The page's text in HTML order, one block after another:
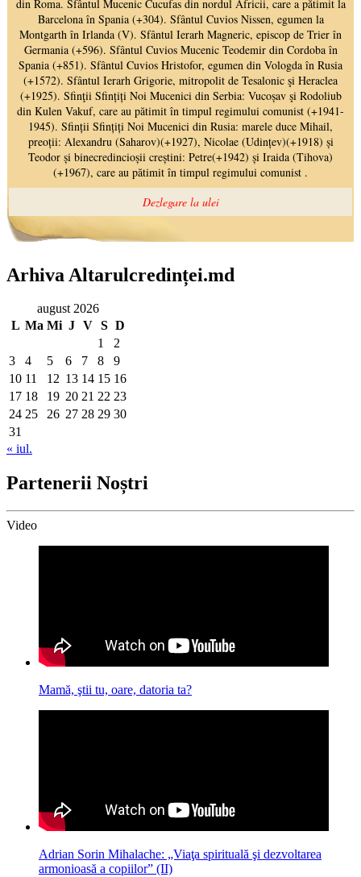
Arhiva Altarulcredinței.md
august 2026
L Ma Mi J V S D
1
2
3
4 5 6 7 8
9
10 11 12 13 14 15 16
17 18 19 20 21 22 23
24 25 26 27 28 29 30
31
« iul.
Partenerii Noștri
Video
Mamă, ştii tu, oare, datoria ta?
Adrian Sorin Mihalache: „Viaţa spirituală şi dezvoltarea
armonioasă a copiilor” (II)